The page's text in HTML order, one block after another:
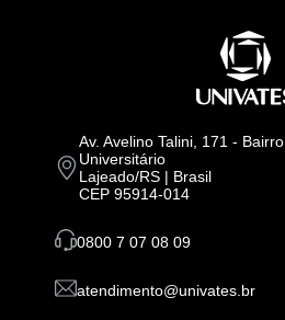
Av. Avelino Talini, 171 - Bairro
Universitário
Lajeado/RS | Brasil
CEP 95914-014
0800 7 07 08 09
atendimento@univates.br